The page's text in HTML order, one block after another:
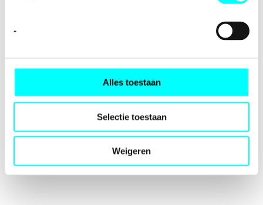
-
Alles toestaan
Selectie toestaan
Weigeren